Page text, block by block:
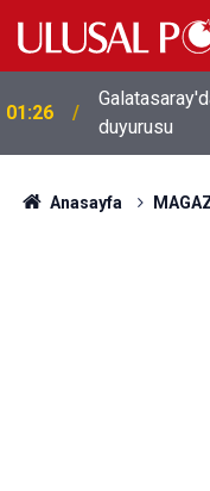
01:26
duyurusu
Anasayfa